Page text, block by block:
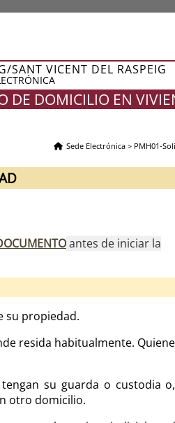
SANT VICENT DEL RASPEIG
DE DOMICILIO EN
Sede Electrónica > PMH01-
antes de iniciar la
su propiedad.
resida habitualmente.
su guarda o custodia
otro domicilio.